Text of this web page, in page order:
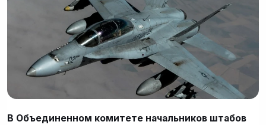
В Объединенном комитете начальников штабов